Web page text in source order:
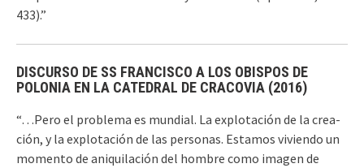
433).”
DISCURSO DE SS FRANCISCO A LOS OBISPOS DE
POLONIA EN LA CATEDRAL DE CRACOVIA (2016)
“…Pero el problema es mundial. La explotación de la crea-
ción, y la explotación de las personas. Estamos viviendo un
momento de aniquilación del hombre como imagen de